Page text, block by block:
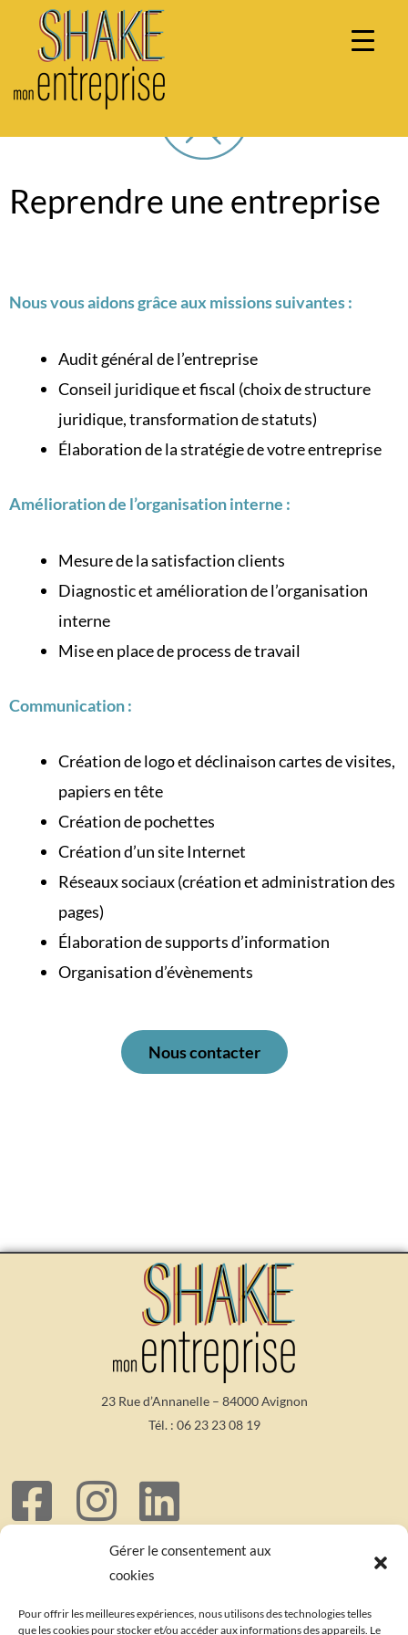
Gérer le consentement aux
cookies
Pour offrir les meilleures expériences, nous utilisons des technologies telles
que les cookies pour stocker et/ou accéder aux informations des appareils. Le
contenu
Reprendre une entreprise
Nous vous aidons grâce aux missions suivantes :
Audit général de l’entreprise
Conseil juridique et fiscal (choix de structure
juridique, transformation de statuts)
Élaboration de la stratégie de votre entreprise
Amélioration de l’organisation interne :
Mesure de la satisfaction clients
Diagnostic et amélioration de l’organisation
interne
Mise en place de process de travail
Communication :
Création de logo et déclinaison cartes de visites,
papiers en tête
Création de pochettes
Création d’un site Internet
Réseaux sociaux (création et administration des
pages)
Élaboration de supports d’information
Organisation d’évènements
Nous contacter
23 Rue d’Annanelle – 84000 Avignon
Tél. : 06 23 23 08 19
Copyright Shake Mon Entreprise 2023 – Shake Mon Entreprise est une marque
déposée – Tous droits réservés